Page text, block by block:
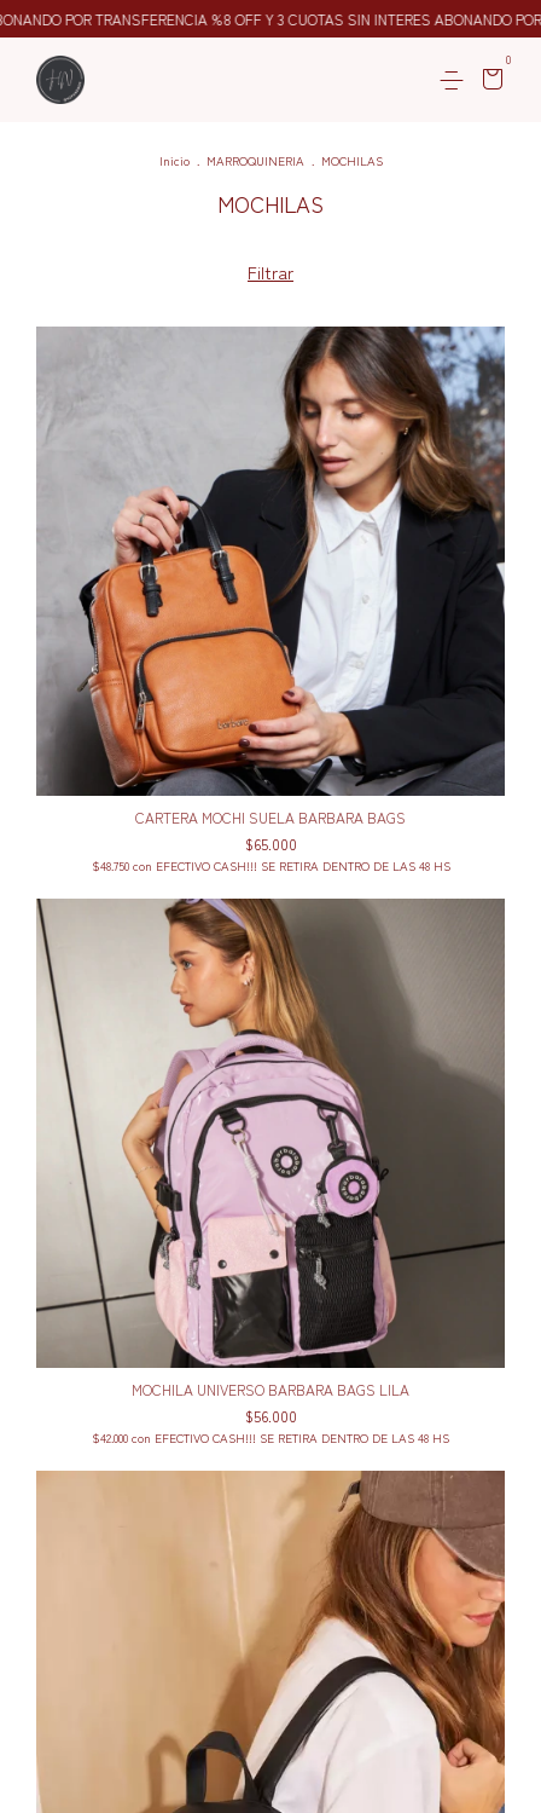
POR TRANSFERENCIA %8 OFF Y 3 CUOTAS SIN INTERES ABONANDO POR
0
Inicio . MARROQUINERIA . MOCHILAS
MOCHILAS
Filtrar
CARTERA MOCHI SUELA BARBARA BAGS
$65.000
$48.750 con EFECTIVO CASH!!! SE RETIRA DENTRO DE LAS 48 HS
MOCHILA UNIVERSO BARBARA BAGS LILA
$56.000
$42.000 con EFECTIVO CASH!!! SE RETIRA DENTRO DE LAS 48 HS